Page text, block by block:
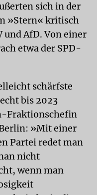
sich in der
»Stern« kritisch
und AfD. Von einer
etwa der SPD-
schärfste
bis 2023
Fraktionschefin
»Mit einer
Partei redet man
nicht
wenn man